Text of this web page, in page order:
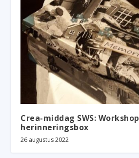
Crea-middag SWS: Workshop
herinneringsbox
26 augustus 2022